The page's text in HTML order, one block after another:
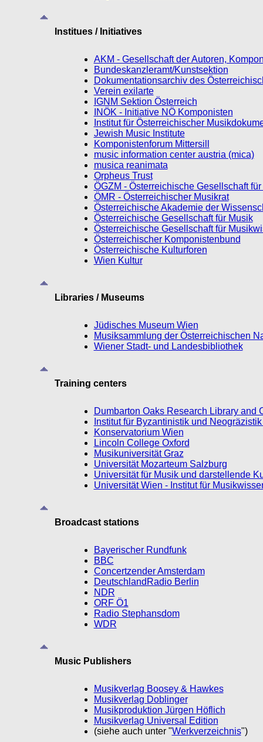
Institues / Initiatives
AKM - Gesellschaft der Autoren,
Bundeskanzleramt/Kunstsektion
Dokumentationsarchiv des
Verein exilarte
IGNM Sektion Österreich
INÖK - Initiative NÖ Komponisten
Institut für Österreichischer
Jewish Music Institute
Komponistenforum Mittersill
music information center austria (mica)
musica reanimata
Orpheus Trust
ÖGZM - Österreichische Gesellschaft
ÖMR - Österreichischer Musikrat
Österreichische Akademie der
Österreichische Gesellschaft für Musik
Österreichische Gesellschaft für
Österreichischer Komponistenbund
Österreichische Kulturforen
Wien Kultur
Libraries / Museums
Jüdisches Museum Wien
Musiksammlung der Österreichischen
Wiener Stadt- und Landesbibliothek
Training centers
Dumbarton Oaks Research Library and
Institut für Byzantinistik und
Konservatorium Wien
Lincoln College Oxford
Musikuniversität Graz
Universität Mozarteum Salzburg
Universität für Musik und darstellende
Universität Wien - Institut für
Broadcast stations
Bayerischer Rundfunk
BBC
Concertzender Amsterdam
DeutschlandRadio Berlin
NDR
ORF Ö1
Radio Stephansdom
WDR
Music Publishers
Musikverlag Boosey & Hawkes
Musikverlag Doblinger
Musikproduktion Jürgen Höflich
Musikverlag Universal Edition
(siehe auch unter "Werkverzeichnis")